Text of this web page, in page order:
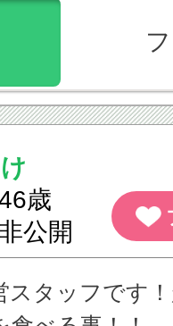
歳
公開
スタッフです